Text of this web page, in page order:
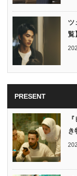
ツ
覧】
PRESENT
き